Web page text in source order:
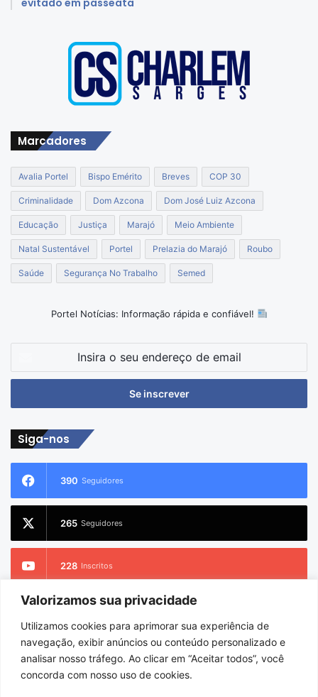
Valorizamos sua privacidade
Utilizamos cookies para aprimorar sua experiência de
navegação, exibir anúncios ou conteúdo personalizado e
analisar nosso tráfego. Ao clicar em “Aceitar todos”, você
concorda com nosso uso de cookies.
Marcadores
Avalia Portel Bispo Emérito Breves COP 30
Criminalidade Dom Azcona Dom José Luiz Azcona
Educação Justiça Marajó Meio Ambiente
Natal Sustentável Portel Prelazia do Marajó Roubo
Saúde Segurança No Trabalho Semed
Portel Notícias: Informação rápida e confiável!
seu
de
Siga-nos
390 Seguidores
265 Seguidores
228 Inscritos
2.733 Seguidores
© Copyright 2026Charlem Sarges. Todos os direitos reservados |